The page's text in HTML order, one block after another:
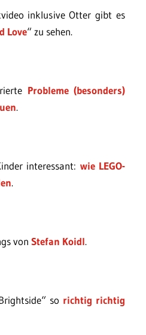
inklusive Otter gibt es
Love“ zu sehen.
Probleme (besonders)
.
interessant: wie LEGO-
.
von Stefan Koidl.
so richtig richtig